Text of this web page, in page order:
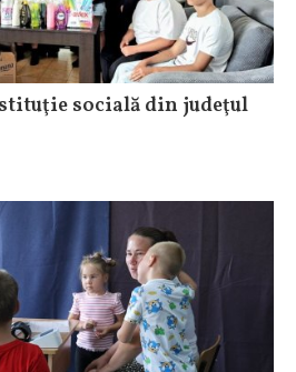
socială din judeţul